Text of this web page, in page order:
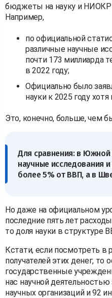
бюджеты на науку и НИОКР
Например,
по официальной
различные научные
почти 173 миллиарда
в 2022 году;
Официально было
науки к 2025 году
Это, конечно, больше, чем
Для сравнения: в Южной
научные исследования
более 5% от ВВП, а в
Но даже на официальном
последние пять лет
то доля науки в структуре
Кстати, если посмотреть в
получателей этих денег, то
государственные
нас научной
научных организаций и 92